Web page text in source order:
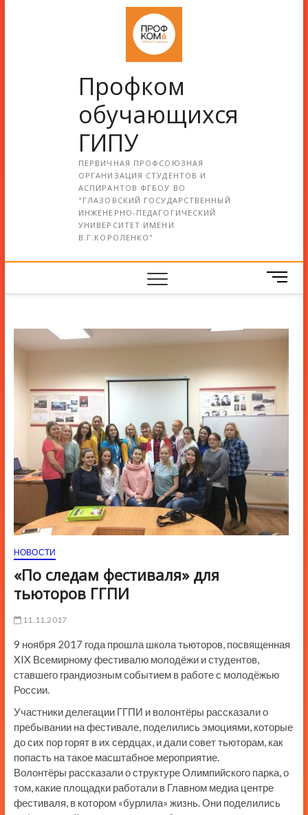
Профком
обучающихся
ГИПУ
ПЕРВИЧНАЯ ПРОФСОЮЗНАЯ
ОРГАНИЗАЦИЯ СТУДЕНТОВ И
АСПИРАНТОВ ФГБОУ ВО
"ГЛАЗОВСКИЙ ГОСУДАРСТВЕННЫЙ
ИНЖЕНЕРНО-ПЕДАГОГИЧЕСКИЙ
УНИВЕРСИТЕТ ИМЕНИ
В.Г.КОРОЛЕНКО"
М
е
К
п
к
и
НОВОСТИ
«По следам фестиваля» для
тьюторов ГГПИ
11.11.2017
9 ноября 2017 года прошла школа тьюторов, посвященная
XIX Всемирному фестивалю молодёжи и студентов,
ставшего грандиозным событием в работе с молодёжью
России.
Участники делегации ГГПИ и волонтёры рассказали о
пребывании на фестивале, поделились эмоциями, которые
до сих пор горят в их сердцах, и дали совет тьюторам, как
попасть на такое масштабное мероприятие.
Волонтёры рассказали о структуре Олимпийского парка, о
том, какие площадки работали в Главном медиа центре
фестиваля, в котором «бурлила» жизнь. Они поделились